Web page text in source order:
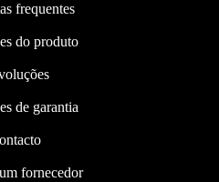
frequentes
do produto
de garantia
fornecedor